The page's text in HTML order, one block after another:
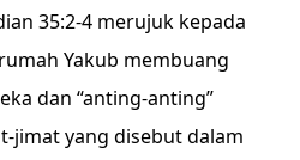
35:2-4 merujuk kepada
Yakub membuang
dan “anting-anting”
jimat yang disebut dalam